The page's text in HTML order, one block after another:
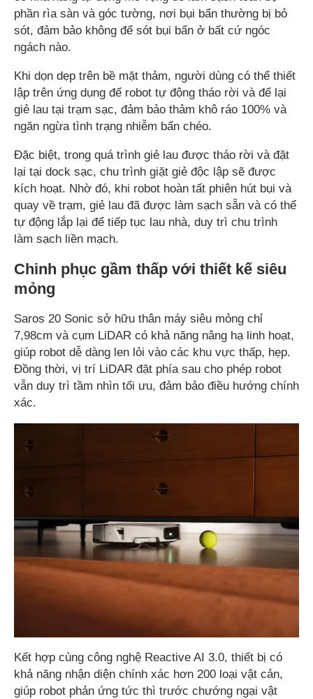
phần rìa sàn và góc tường, nơi bụi bẩn thường bị bỏ
sót, đảm bảo không để sót bụi bẩn ở bất cứ ngóc
ngách nào.
Khi dọn dẹp trên bề mặt thảm, người dùng có thể thiết
lập trên ứng dụng để robot tự động tháo rời và để lại
giẻ lau tại trạm sạc, đảm bảo thảm khô ráo 100% và
ngăn ngừa tình trạng nhiễm bẩn chéo.
Đặc biệt, trong quá trình giẻ lau được tháo rời và đặt
lại tại dock sạc, chu trình giặt giẻ độc lập sẽ được
kích hoạt. Nhờ đó, khi robot hoàn tất phiên hút bụi và
quay về trạm, giẻ lau đã được làm sạch sẵn và có thể
tự động lắp lại để tiếp tục lau nhà, duy trì chu trình
làm sạch liền mạch.
Chinh phục gầm thấp với thiết kế siêu
mỏng
Saros 20 Sonic sở hữu thân máy siêu mỏng chỉ
7,98cm và cụm LiDAR có khả năng nâng hạ linh hoạt,
giúp robot dễ dàng len lỏi vào các khu vực thấp, hẹp.
Đồng thời, vị trí LiDAR đặt phía sau cho phép robot
vẫn duy trì tầm nhìn tối ưu, đảm bảo điều hướng chính
xác.
Kết hợp cùng công nghệ Reactive AI 3.0, thiết bị có
khả năng nhận diện chính xác hơn 200 loại vật cản,
giúp robot phản ứng tức thì trước chướng ngại vật